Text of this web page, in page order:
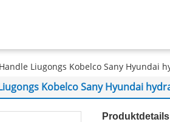
Liugongs Kobelco Sany Hyundai
Kobelco Sany Hyundai